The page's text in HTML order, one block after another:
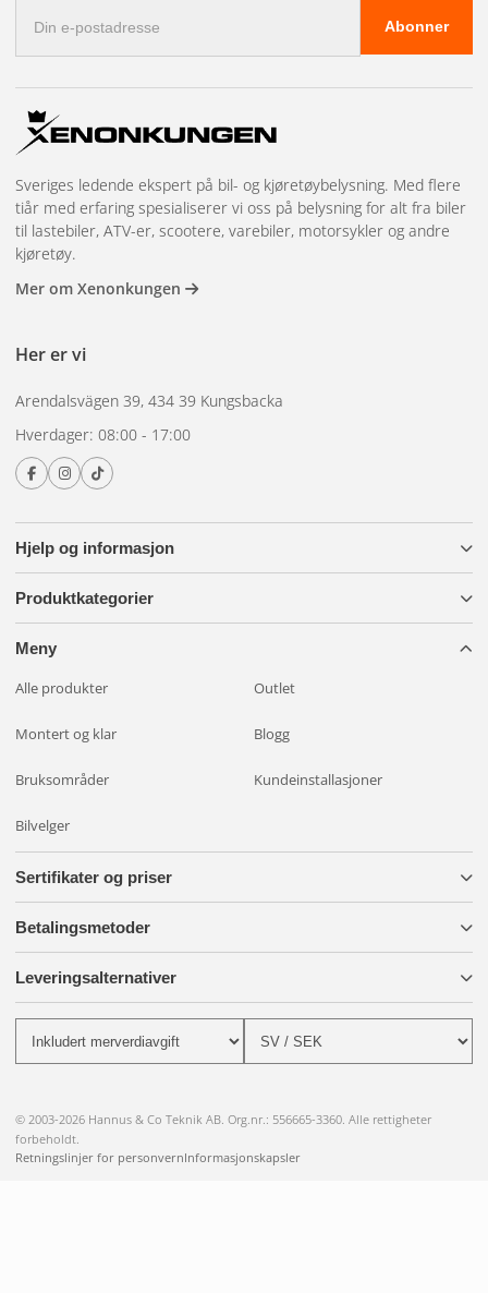
overoppheting og forlenger levetiden til LED-ekstralyset.
Mer lys er viktig - ikke bare på veien: Sterk belysning er
avgjørende i terrenget, på grus- og skogsbilveier som ikke er
Derfor kan LEDriving Lightbar FX250-SP LED ekstralys enkelt
anleggskjøretøy.
Søkelys har et retningsbestemt lys som gjør at lyset når så
langt som mulig.
postadresse
Abonner
Hjelp og informasjon
Produktkategorier
Meny
Alle produkter Outlet
Montert og klar Blogg
Bruksområder Kundeinstallasjoner
Bilvelger
Sveriges ledende ekspert på bil- og kjøretøybelysning. Med flere
tiår med erfaring spesialiserer vi oss på belysning for alt fra biler
til lastebiler, ATV-er, scootere, varebiler, motorsykler og andre
kjøretøy.
Mer om Xenonkungen
Her er vi
Arendalsvägen 39, 434 39 Kungsbacka
Hverdager: 08:00 - 17:00
Sertifikater og priser
Betalingsmetoder
Leveringsalternativer
© 2003-2026 Hannus & Co Teknik AB. Org.nr.: 556665-3360. Alle rettigheter
forbeholdt.
Retningslinjer for personvernInformasjonskapsler